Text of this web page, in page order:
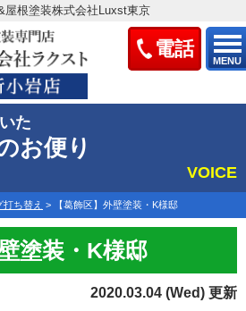
電話
MENU
屋根塗装株式会社Luxst東京
た
お便り
VOICE
打ち替え > 【葛飾区】外壁塗装・K様邸
塗装・K様邸
2020.03.04 (Wed) 更新